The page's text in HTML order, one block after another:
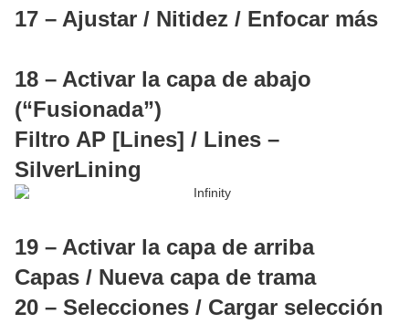
17 – Ajustar / Nitidez / Enfocar más
18 – Activar la capa de abajo
(“Fusionada”)
Filtro AP [Lines] / Lines –
SilverLining
19 – Activar la capa de arriba
Capas / Nueva capa de trama
20 – Selecciones / Cargar selección